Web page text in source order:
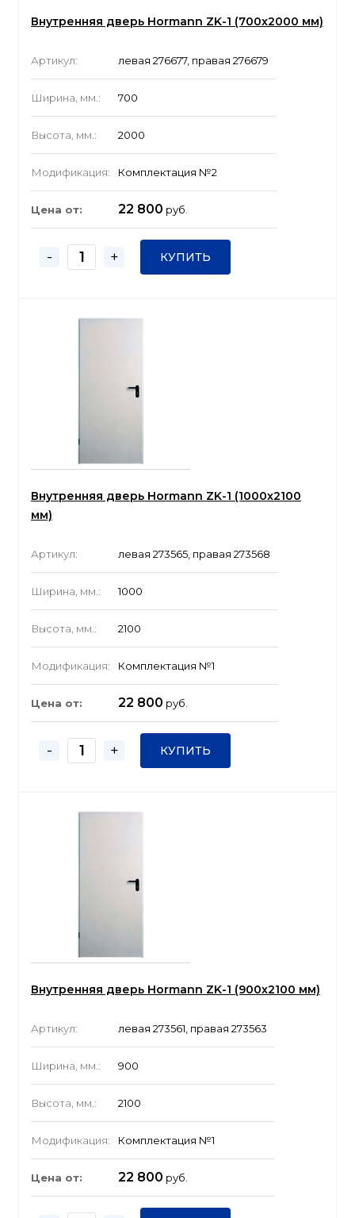
Внутренняя дверь Hormann ZK-1 (700x2000 мм)
Артикул: левая 276677, правая 276679
Ширина, мм.: 700
Высота, мм.: 2000
Модификация: Комплектация №2
Цена от: 22 800 руб.
- + КУПИТЬ
Внутренняя дверь Hormann ZK-1 (1000x2100
мм)
Артикул: левая 273565, правая 273568
Ширина, мм.: 1000
Высота, мм.: 2100
Модификация: Комплектация №1
Цена от: 22 800 руб.
- + КУПИТЬ
Внутренняя дверь Hormann ZK-1 (900x2100 мм)
Артикул: левая 273561, правая 273563
Ширина, мм.: 900
Высота, мм.: 2100
Модификация: Комплектация №1
Цена от: 22 800 руб.